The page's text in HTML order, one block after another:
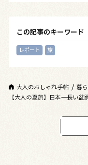
この記事のキーワード
レポート 旅
大人のおしゃれ手帖
暮
【大人の夏旅】日本一長い盆